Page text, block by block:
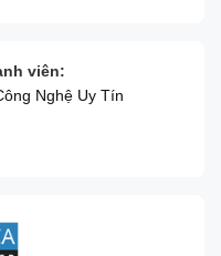
viên:
Nghệ Uy Tín